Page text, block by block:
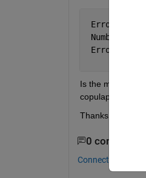
Error
Number
of
Error
Is the maximum
copulapdf method.
Thanks in
0
Connectez-vous